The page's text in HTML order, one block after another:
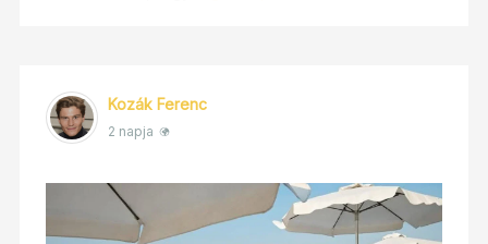
Kozák Ferenc
2 napja